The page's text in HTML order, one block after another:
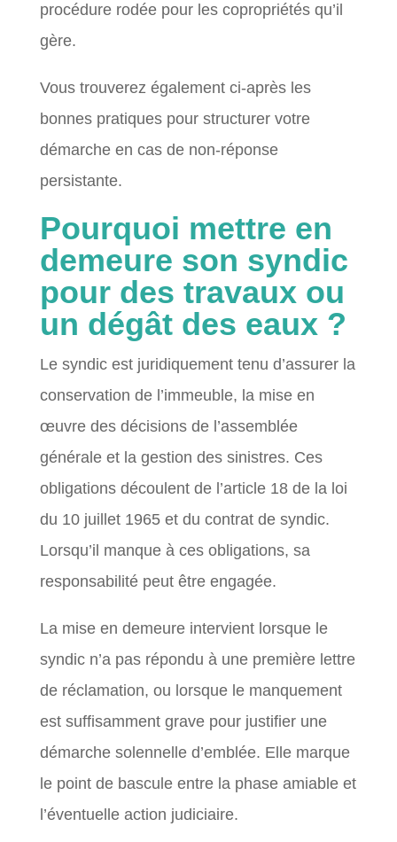
procédure rodée pour les copropriétés qu’il
gère.
Vous trouverez également ci-après les
bonnes pratiques pour structurer votre
démarche en cas de non-réponse
persistante.
Pourquoi mettre en
demeure son syndic
pour des travaux ou
un dégât des eaux ?
Le syndic est juridiquement tenu d’assurer la
conservation de l’immeuble, la mise en
œuvre des décisions de l’assemblée
générale et la gestion des sinistres. Ces
obligations découlent de l’article 18 de la loi
du 10 juillet 1965 et du contrat de syndic.
Lorsqu’il manque à ces obligations, sa
responsabilité peut être engagée.
La mise en demeure intervient lorsque le
syndic n’a pas répondu à une première lettre
de réclamation, ou lorsque le manquement
est suffisamment grave pour justifier une
démarche solennelle d’emblée. Elle marque
le point de bascule entre la phase amiable et
l’éventuelle action judiciaire.